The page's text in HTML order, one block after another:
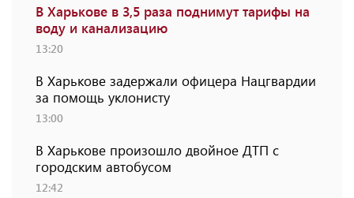
В Харькове в 3,5 раза поднимут тарифы на
воду и канализацию
13:20
В Харькове задержали офицера Нацгвардии
за помощь уклонисту
13:00
В Харькове произошло двойное ДТП с
городским автобусом
12:42